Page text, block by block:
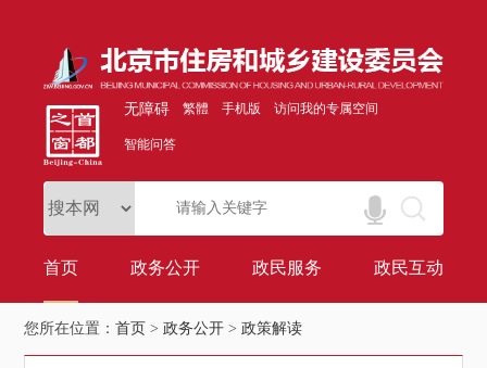
无障碍 繁體 手机版 访问我的专属空间
智能问答
首页 政务公开 政民服务 政民互动
您所在位置：首页 >政务公开 >政策解读